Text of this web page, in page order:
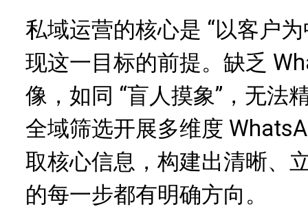
私域运营的核心是 “以客户
现这一目标的前提。缺乏
像，如同 “盲人摸象”，无法
全域筛选开展多维度
取核心信息，构建出清晰、
的每一步都有明确方向。